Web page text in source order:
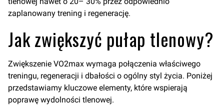
zaplanowany trening i regenerację.
Jak zwiększyć pułap tlenowy?
Zwiększenie VO2max wymaga połączenia właściwego
treningu, regeneracji i dbałości o ogólny styl życia. Poniżej
przedstawiamy kluczowe elementy, które wspierają
poprawę wydolności tlenowej.